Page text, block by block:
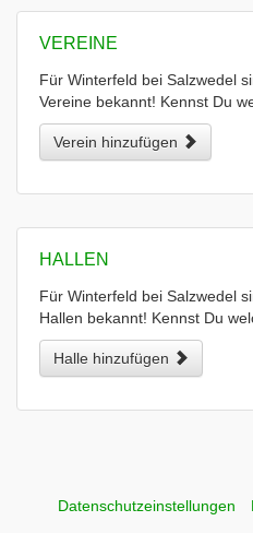
VEREINE
Für Winterfeld bei Salzwedel
Vereine bekannt! Kennst Du
Verein hinzufügen
HALLEN
Für Winterfeld bei Salzwedel
Hallen bekannt! Kennst Du
Halle hinzufügen
Datenschutzeinstellungen